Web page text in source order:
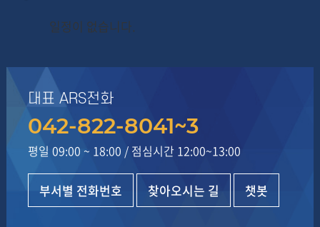
일정이 없습니다.
대표 ARS전화
042-822-8041~3
평일 09:00 ~ 18:00 / 점심시간 12:00~13:00
부서별 전화번호 찾아오시는 길 챗봇